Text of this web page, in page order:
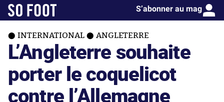
S’abonner au mag
INTERNATIONAL ANGLETERRE
L’Angleterre souhaite
porter le coquelicot
contre l’Allemagne